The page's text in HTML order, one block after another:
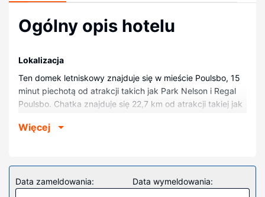
Ogólny opis hotelu
Lokalizacja
Ten domek letniskowy znajduje się w mieście Poulsbo, 15
minut piechotą od atrakcji takich jak Park Nelson i Regal
Poulsbo. Chatka znajduje się 22,7 km od atrakcji takiej jak
takiego jak Muzeum Chaty Martinsona.
Domek letniskowy zapewni Ci wygodę, oferując dostęp do
takich udogodnień jak kuchnia, której wyposażenie to
kuchenka mikrofalowa i zmywarka.
Więcej
Data zameldowania: Data wymeldowania: